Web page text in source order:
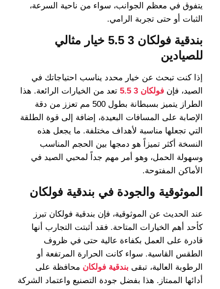
يتفوق في معظم الجوانب، سواء من ناحية السرعة،
الثبات أو حتى تجربة الرامي.
بندقية فولكان 3 5.5 خيار مثالي
للصيادين
إذا كنت تبحث عن خيار محدد يناسب احتياجاتك في
الصيد، فإن فولكان 3 5.5
تعد من الخيارات الرائعة. هذا
الطراز يتميز بسبطانة بطول 500 مم تعزز من دقة
الإصابة على المسافات البعيدة، إضافة إلى قوة الطلقة
التي تجعلها مناسبة لأهداف مختلفة. ما يجعل هذه
النسخة أكثر تميزاً هو دمجها بين الحجم المناسب
وسهولة الحمل، وهو أمر مهم جداً لمحبي الصيد في
الأماكن المفتوحة.
الموثوقية والجودة في بندقية فولكان
عند الحديث عن الموثوقية، فإن بندقية فولكان تبرز
كأحد أهم الخيارات المتاحة. فقد أثبتت التجارب أنها
قادرة على العمل بكفاءة عالية حتى في ظروف
الطقس القاسية. سواء كانت الحرارة المرتفعة أو
الرطوبة العالية، تبقى بندقية فولكان محافظة على
أدائها الممتاز. هذا بفضل جودة التصنيع واعتماد الشركة